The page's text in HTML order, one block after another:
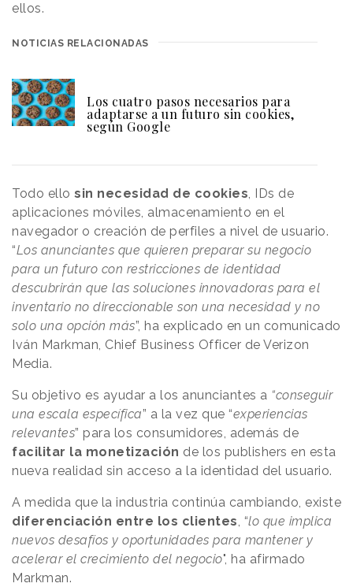
ellos.
NOTICIAS RELACIONADAS
Los cuatro pasos necesarios para
adaptarse a un futuro sin cookies,
según Google
Todo ello sin necesidad de cookies, IDs de
aplicaciones móviles, almacenamiento en el
navegador o creación de perfiles a nivel de usuario.
“Los anunciantes que quieren preparar su negocio
para un futuro con restricciones de identidad
descubrirán que las soluciones innovadoras para el
inventario no direccionable son una necesidad y no
solo una opción más”, ha explicado en un comunicado
Iván Markman, Chief Business Officer de Verizon
Media.
Su objetivo es ayudar a los anunciantes a “conseguir
una escala específica” a la vez que “experiencias
relevantes” para los consumidores, además de
facilitar la monetización de los publishers en esta
nueva realidad sin acceso a la identidad del usuario.
A medida que la industria continúa cambiando, existe
diferenciación entre los clientes, “lo que implica
nuevos desafíos y oportunidades para mantener y
acelerar el crecimiento del negocio", ha afirmado
Markman.